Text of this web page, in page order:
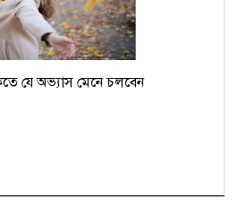
যে অভ্যাস মেনে চলবেন